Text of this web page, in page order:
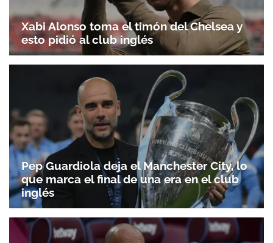
Xabi Alonso toma el timón del Chelsea y
esto pidió al club inglés
Pep Guardiola deja el Manchester City, lo
que marca el final de una era en el club
inglés